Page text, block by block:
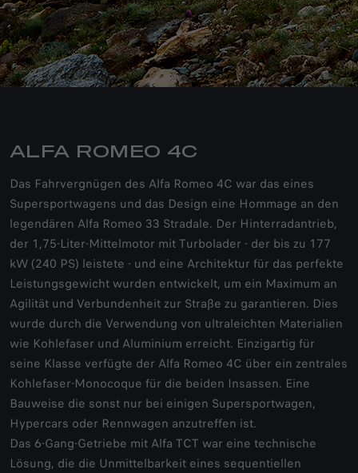
ALFA ROMEO 4C
Das Fahrvergnügen des Alfa Romeo 4C war das eines
Supersportwagens und das Design eine Hommage an den
legendären Alfa Romeo 33 Stradale. Der Hinterradantrieb,
der 1,75-Liter-Mittelmotor mit Turbolader - der bis zu 177
kW (240 PS) leistete - und eine Architektur für das perfekte
Leistungsgewicht wurden entwickelt, um ein Maximum an
Agilität und Verbundenheit zur Straße zu garantieren. Dies
wurde durch die Verwendung von ultraleichten Materialien
wie Kohlefaser und Aluminium erreicht. Einzigartig für
seine Klasse verfügte der Alfa Romeo 4C über ein zentrales
Kohlefaser-Monocoque für die beiden Insassen. Eine
Bauweise die sonst nur bei einigen Supersportwagen,
Hypercars oder Rennwagen anzutreffen ist.
Das 6-Gang-Getriebe mit Alfa TCT war eine technische
Lösung, die die Unmittelbarkeit eines sequentiellen